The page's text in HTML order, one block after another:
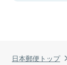
日本郵便トップ